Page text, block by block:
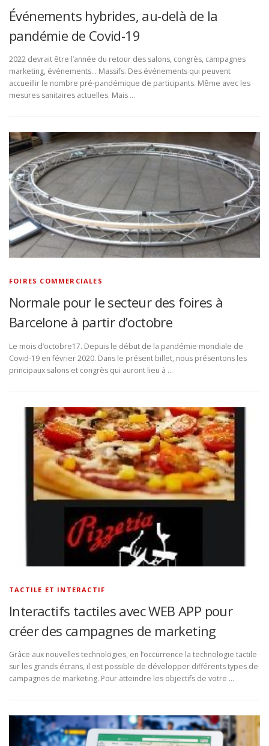
Événements hybrides, au-delà de la
pandémie de Covid-19
2022 devrait être l’année du retour des salons, congrès, campagnes
marketing, événements… Massifs. Des événements qui peuvent
accueillir le nombre pré-pandémique de participants. Même avec les
mesures sanitaires actuelles. Mais …
FOIRES COMMERCIALES
Normale pour le secteur des foires à
Barcelone à partir d’octobre
Le mois d’octobre17. Depuis le début de la pandémie mondiale de
Covid-19 en février 2020. Dans le présent billet, nous présentons les
principaux salons et congrès qui auront lieu à …
TACTILE ET INTERACTIF
Interactifs tactiles avec WEB APP pour
créer des campagnes de marketing
Grâce aux nouvelles technologies, en l’occurrence la technologie tactile
sur les grands écrans, il est possible de développer différents types de
campagnes de marketing. Pour atteindre les objectifs de votre …